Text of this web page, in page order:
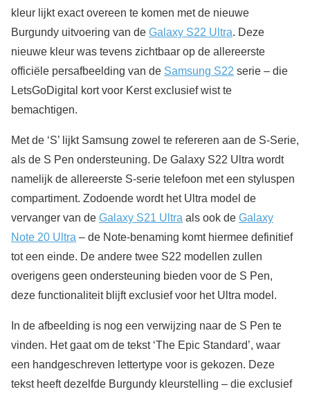
kleur lijkt exact overeen te komen met de nieuwe
Burgundy uitvoering van de Galaxy S22 Ultra. Deze
nieuwe kleur was tevens zichtbaar op de allereerste
officiële persafbeelding van de Samsung S22 serie – die
LetsGoDigital kort voor Kerst exclusief wist te
bemachtigen.
Met de ‘S’ lijkt Samsung zowel te refereren aan de S-Serie,
als de S Pen ondersteuning. De Galaxy S22 Ultra wordt
namelijk de allereerste S-serie telefoon met een styluspen
compartiment. Zodoende wordt het Ultra model de
vervanger van de Galaxy S21 Ultra als ook de Galaxy
Note 20 Ultra – de Note-benaming komt hiermee definitief
tot een einde. De andere twee S22 modellen zullen
overigens geen ondersteuning bieden voor de S Pen,
deze functionaliteit blijft exclusief voor het Ultra model.
In de afbeelding is nog een verwijzing naar de S Pen te
vinden. Het gaat om de tekst ‘The Epic Standard’, waar
een handgeschreven lettertype voor is gekozen. Deze
tekst heeft dezelfde Burgundy kleurstelling – die exclusief